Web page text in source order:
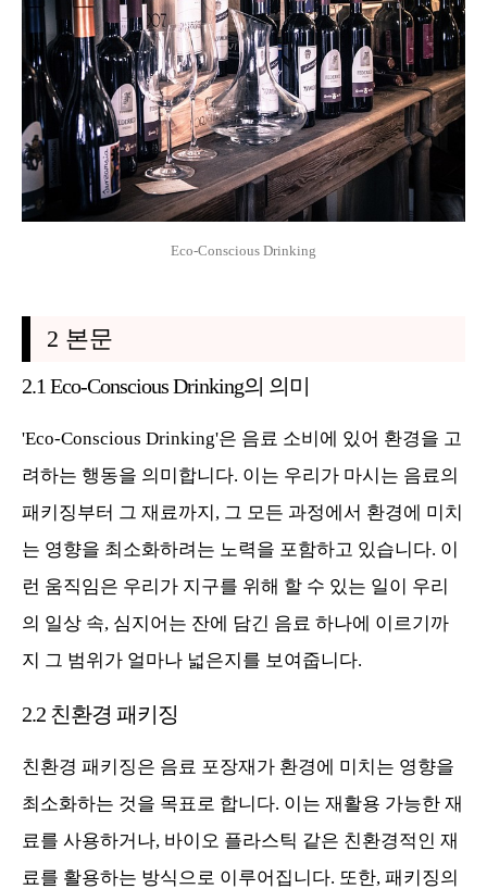
Eco-Conscious Drinking
2 본문
2.1 Eco-Conscious Drinking의 의미
'Eco-Conscious Drinking'은 음료 소비에 있어 환경을 고
려하는 행동을 의미합니다. 이는 우리가 마시는 음료의
패키징부터 그 재료까지, 그 모든 과정에서 환경에 미치
는 영향을 최소화하려는 노력을 포함하고 있습니다. 이
런 움직임은 우리가 지구를 위해 할 수 있는 일이 우리
의 일상 속, 심지어는 잔에 담긴 음료 하나에 이르기까
지 그 범위가 얼마나 넓은지를 보여줍니다.
2.2 친환경 패키징
친환경 패키징은 음료 포장재가 환경에 미치는 영향을
최소화하는 것을 목표로 합니다. 이는 재활용 가능한 재
료를 사용하거나, 바이오 플라스틱 같은 친환경적인 재
료를 활용하는 방식으로 이루어집니다. 또한, 패키징의